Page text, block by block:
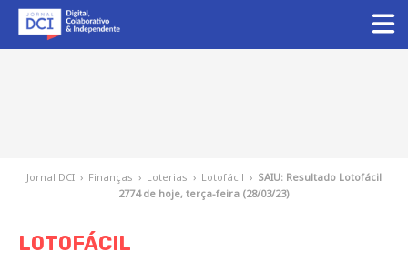
Jornal DCI › Finanças › Loterias › Lotofácil › SAIU: Resultado Lotofácil
2774 de hoje, terça-feira (28/03/23)
LOTOFÁCIL